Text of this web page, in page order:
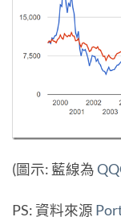
(圖示: 藍線為
PS: 資料來源